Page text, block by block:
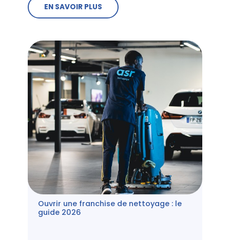
EN SAVOIR PLUS
Ouvrir une franchise de nettoyage : le
guide 2026